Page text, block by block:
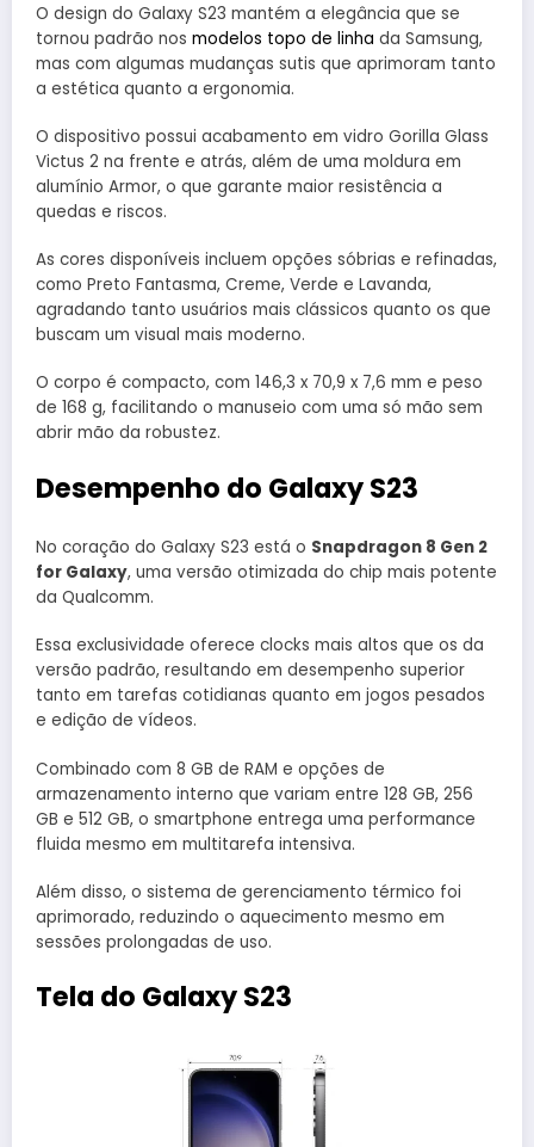
O design do Galaxy S23 mantém a elegância que se
tornou padrão nos modelos topo de linha da Samsung,
mas com algumas mudanças sutis que aprimoram tanto
a estética quanto a ergonomia.
O dispositivo possui acabamento em vidro Gorilla Glass
Victus 2 na frente e atrás, além de uma moldura em
alumínio Armor, o que garante maior resistência a
quedas e riscos.
As cores disponíveis incluem opções sóbrias e refinadas,
como Preto Fantasma, Creme, Verde e Lavanda,
agradando tanto usuários mais clássicos quanto os que
buscam um visual mais moderno.
O corpo é compacto, com 146,3 x 70,9 x 7,6 mm e peso
de 168 g, facilitando o manuseio com uma só mão sem
abrir mão da robustez.
Desempenho do Galaxy S23
No coração do Galaxy S23 está o Snapdragon 8 Gen 2
for Galaxy, uma versão otimizada do chip mais potente
da Qualcomm.
Essa exclusividade oferece clocks mais altos que os da
versão padrão, resultando em desempenho superior
tanto em tarefas cotidianas quanto em jogos pesados
e edição de vídeos.
Combinado com 8 GB de RAM e opções de
armazenamento interno que variam entre 128 GB, 256
GB e 512 GB, o smartphone entrega uma performance
fluida mesmo em multitarefa intensiva.
Além disso, o sistema de gerenciamento térmico foi
aprimorado, reduzindo o aquecimento mesmo em
sessões prolongadas de uso.
Tela do Galaxy S23